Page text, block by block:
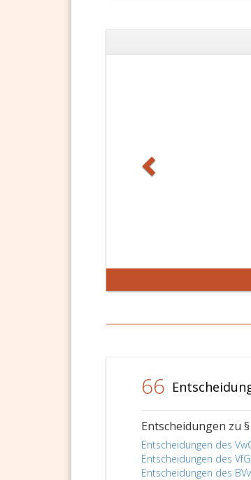
66
Entscheidungen zu
Entscheidungen des
Entscheidungen des
Entscheidungen des